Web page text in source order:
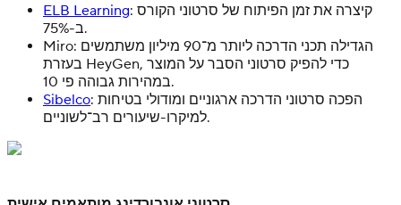
ELB Learning: קיצרה את זמן הפיתוח של סרטוני הקורס
ב-75%.
Miro: הגדילה תכני הדרכה ליותר מ־90 מיליון משתמשים
בעזרת HeyGen, כדי להפיק סרטוני הסבר על המוצר
במהירות גבוהה פי 10.
Sibelco: הפכה סרטוני הדרכה ארגוניים ומודולי בטיחות
למיקרו-שיעורים רב־לשוניים.